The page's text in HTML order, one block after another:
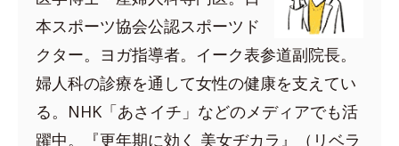
本スポーツ協会公認スポーツド
クター。ヨガ指導者。イーク表参道副院長。
婦人科の診療を通して女性の健康を支えてい
る。NHK「あさイチ」などのメディアでも活
躍中。『更年期に効く 美女ヂカラ』（リベラ